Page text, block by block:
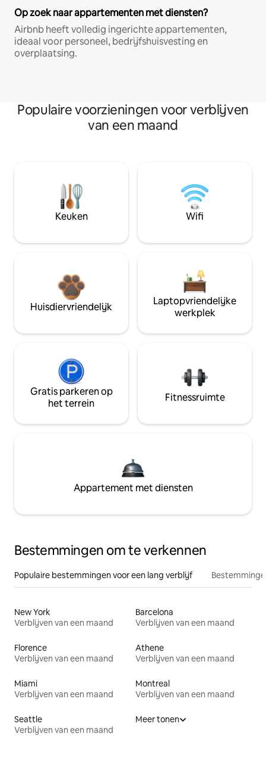
Op zoek naar appartementen met diensten?
Airbnb heeft volledig ingerichte appartementen,
ideaal voor personeel, bedrijfshuisvesting en
overplaatsing.
Populaire voorzieningen voor verblijven
van een maand
Keuken Wifi
Huisdiervriendelijk
Laptopvriendelijke
werkplek
Gratis parkeren op
het terrein
Fitnessruimte
Appartement met diensten
Bestemmingen om te verkennen
Populaire bestemmingen voor een lang verblijf
New York
Verblijven van een maand
Barcelona
Verblijven van een maand
Florence
Verblijven van een maand
Athene
Verblijven van een maand
Miami
Verblijven van een maand
Montreal
Verblijven van een maand
Seattle
Verblijven van een maand
Meer tonen